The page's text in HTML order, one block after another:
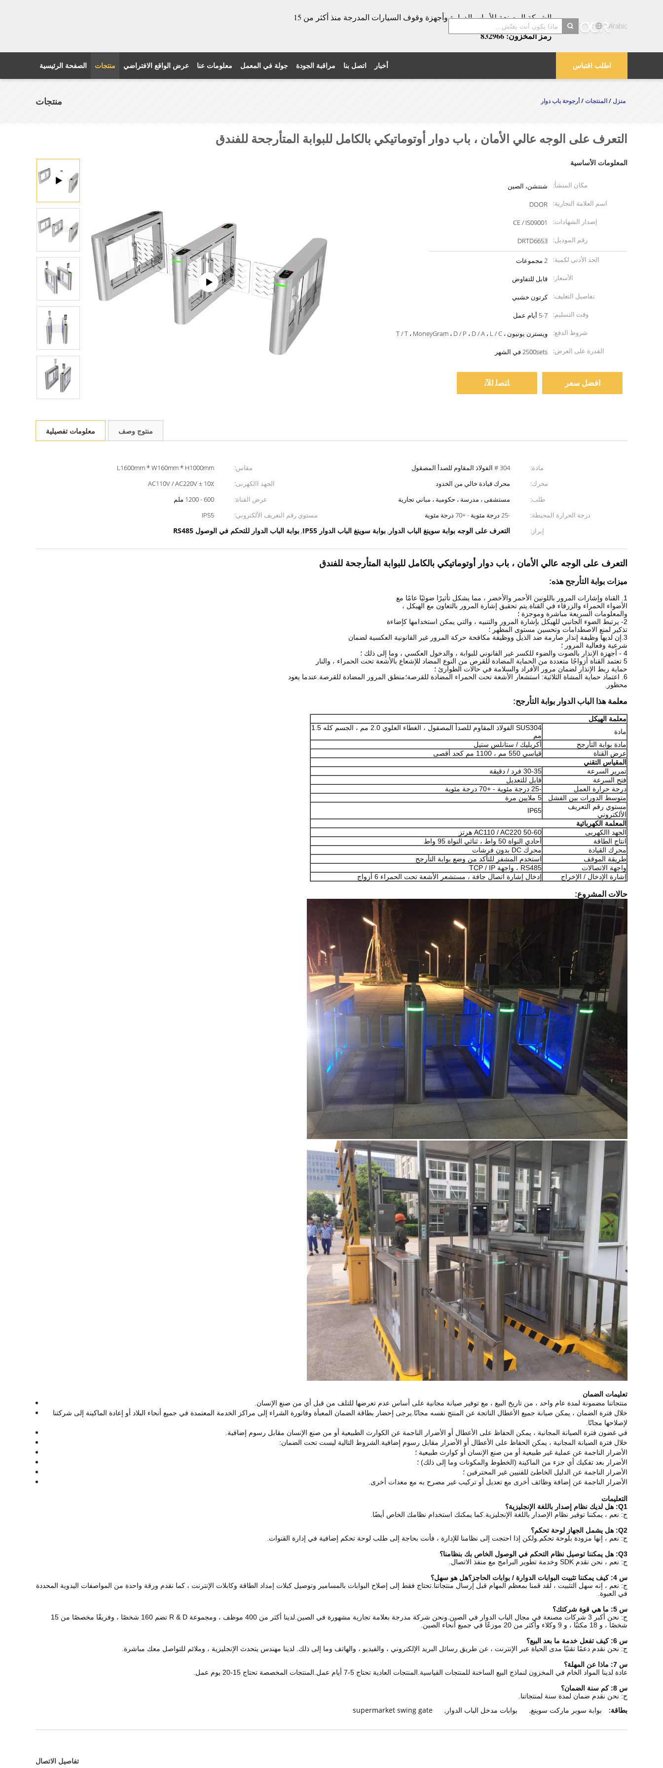
الشركة المصنعة للأبواب الدوارة وأجهزة وقوف السيارات المدرجة منذ أكثر من 15
عامًا!
رمز المخزون: 832966
Arabic
اطلب اقتباس الصفحة الرئيسية منتجات عرض الواقع الافتراضي معلومات عنا جولة في المعمل مراقبة الجودة اتصل بنا أخبار
منتجات منزل/المنتجات/أرجوحة باب دوار
التعرف على الوجه عالي الأمان ، باب دوار أوتوماتيكي بالكامل للبوابة المتأرجحة للفندق
المعلومات الأساسية
مكان المنشأ:
شنتشن، الصين
اسم العلامة التجارية:
DOOR
إصدار الشهادات:
CE / IS09001
رقم الموديل:
DRTD6653
الحد الأدنى لكمية:
2 مجموعات
الأسعار:
قابل للتفاوض
تفاصيل التغليف:
كرتون خشبي
وقت التسليم:
5-7 أيام عمل
شروط الدفع:
ويسترن يونيون ، T / T ، MoneyGram ، D / P ، D / A ، L / C
القدرة على العرض:
2500sets في الشهر
افضل سعر ﺎﺘﺼﻟ ﺍﻶﻧ
معلومات تفصيلية منتوج وصف
مادة: 304 # الفولاذ المقاوم للصدأ المصقول مقاس:
L1600mm * W160mm * H1000mm
محرك:
محرك قيادة خالي من الخدود الجهد االكهربى:
AC110V / AC220V ± 10٪
طلب:
مستشفى ، مدرسة ، حكومية ، مباني تجارية عرض القناة:
600 - 1200 ملم
درجة الحرارة المحيطة:
-25 درجة مئوية - +70 درجة مئوية مستوي رقم التعريف الألكتروني:
IP55
إبراز:
التعرف على الوجه بوابة سوينغ الباب الدوار , بوابة سوينغ الباب الدوار IP55 , بوابة الباب الدوار للتحكم في الوصول RS485
التعرف على الوجه عالي الأمان ، باب دوار أوتوماتيكي بالكامل للبوابة المتأرجحة للفندق
ميزات بوابة التأرجح هذه:
1. القناة وإشارات المرور باللونين الأحمر والأخضر ، مما يشكل تأثيرًا ضوئيًا عامًا مع
الأضواء الحمراء والزرقاء في القناة.يتم تحقيق إشارة المرور بالتعاون مع الهيكل ،
والمعلومات السريعة مباشرة وموجزة ؛
2- يرتبط الضوء الجانبي للهيكل بإشارة المرور والتنبيه ، والتي يمكن استخدامها كإضاءة
تذكير لمنع الاصطدامات وتحسين مستوى المظهر ؛
3.إن لديها وظيفة إنذار صارمة ضد الذيل ووظيفة مكافحة حركة المرور غير القانونية العكسية لضمان
شرعية وفعالية المرور ؛
4 - أجهزة الإنذار بالصوت والضوء للكسر غير القانوني للبوابة ، والدخول العكسي ، وما إلى ذلك ؛
5 تعتمد القناة أزواجًا متعددة من الحماية المضادة للقرص من النوع المضاد للإشعاع بالأشعة تحت الحمراء ، والنار
حماية ربط الإنذار لضمان مرور الأفراد والسلامة في حالات الطوارئ ؛
6. اعتماد حماية المشاة الثلاثية: استشعار الأشعة تحت الحمراء المضادة للقرصة؛منطق المرور المضادة للقرصة.عندما يعود
محظور.
معلمة هذا الباب الدوار بوابة التأرجح:
معلمة الهيكل
مادة
SUS304 الفولاذ المقاوم للصدأ المصقول ، الغطاء العلوي 2.0 مم ، الجسم كله 1.5
مم
مادة بوابة التأرجح
أكريليك / ستانلس ستيل
عرض القناة
قياسي 550 مم ، 1100 مم كحد أقصى
المقياس التقني
تمرير السرعة
30-35 فرد / دقيقة
فتح السرعة
قابل للتعديل
درجة حرارة العمل
-25 درجة مئوية - +70 درجة مئوية
متوسط ​​الدورات بين الفشل
5 ملايين مرة
مستوي رقم التعريف
الألكتروني
IP65
المعلمة الكهربائية
الجهد االكهربى
AC110 / AC220 50-60 هرتز
انتاج الطاقة
أحادي النواة 50 واط ، ثنائي النواة 95 واط
محرك القيادة
محرك DC بدون فرشات
طريقة الموقف
استخدم المشفر للتأكد من وضع بوابة التأرجح
واجهة الاتصالات
RS485 ، واجهة TCP / IP
إشارة الإدخال / الإخراج
إدخال إشارة اتصال جافة ، مستشعر الأشعة تحت الحمراء 6 أزواج
حالات المشروع:
تعليمات الضمان
منتجاتنا مضمونة لمدة عام واحد ، من تاريخ البيع ، مع توفير صيانة مجانية على أساس عدم تعرضها للتلف من قبل أي من صنع الإنسان.
خلال فترة الضمان ، يمكن صيانة جميع الأعطال الناتجة عن المنتج نفسه مجانًا.يرجى إحضار بطاقة الضمان المعبأة وفاتورة الشراء إلى مراكز الخدمة المعتمدة في جميع أنحاء البلاد أو إعادة الماكينة إلى شركتنا
لإصلاحها مجانًا.
في غضون فترة الصيانة المجانية ، يمكن الحفاظ على الأعطال أو الأضرار الناجمة عن الكوارث الطبيعية أو من صنع الإنسان مقابل رسوم إضافية.
خلال فترة الصيانة المجانية ، يمكن الحفاظ على الأعطال أو الأضرار مقابل رسوم إضافية.الشروط التالية ليست تحت الضمان:
الأضرار الناجمة عن عملية غير طبيعية أو من صنع الإنسان أو كوارث طبيعية ؛
الأضرار بعد تفكيك أي جزء من الماكينة (الخطوط والمكونات وما إلى ذلك) ؛
الأضرار الناجمة عن الدليل الخاطئ للفنيين غير المحترفين ؛
الأضرار الناجمة عن إضافة وظائف أخرى مع تعديل أو تركيب غير مصرح به مع معدات أخرى.
التعليمات
Q1: هل لديك نظام إصدار باللغة الإنجليزية؟
ج: نعم ، يمكننا توفير نظام الإصدار باللغة الإنجليزية.كما يمكنك استخدام نظامك الخاص أيضًا.
Q2: هل يشمل الجهاز لوحة تحكم؟
ج: نعم ، إنها مزودة بلوحة تحكم.ولكن إذا احتجت إلى نظامنا للإدارة ، فأنت بحاجة إلى طلب لوحة تحكم إضافية في إدارة القنوات.
Q3: هل يمكننا توصيل نظام التحكم في الوصول الخاص بك بنظامنا؟
ج: نعم ، نحن نقدم SDK وخدمة تطوير البرامج مع منفذ الاتصال.
س 4: كيف يمكننا تثبيت البوابات الدوارة / بوابات الحاجز؟هل هو سهل؟
ج: نعم ، إنه سهل التثبيت ، لقد قمنا بمعظم المهام قبل إرسال منتجاتنا.تحتاج فقط إلى إصلاح البوابات بالمسامير وتوصيل كبلات إمداد الطاقة وكابلات الإنترنت ، كما نقدم ورقة واحدة من المواصفات اليدوية المحددة
في العبوة.
س 5: ما هي قوة شركتك؟
ج: نحن أكبر 3 شركات مصنعة في مجال الباب الدوار في الصين.ونحن شركة مدرجة بعلامة تجارية مشهورة في الصين.لدينا أكثر من 400 موظف ، ومجموعة R & D تضم 160 شخصًا ، وفريقًا مخصصًا من 15
شخصًا ، و 18 مكتبًا ، و 9 وكلاء وأكثر من 20 موزعًا في جميع أنحاء الصين.
س 6: كيف تفعل خدمة ما بعد البيع؟
ج: نحن نقدم دعمًا تقنيًا مدى الحياة عبر الإنترنت ، عن طريق رسائل البريد الإلكتروني ، والفيديو ، والهاتف وما إلى ذلك. لدينا مهندس يتحدث الإنجليزية ، وملائم للتواصل معك مباشرة.
س 7: ماذا عن المهلة؟
عادة لدينا المواد الخام في المخزون لنماذج البيع الساخنة للمنتجات القياسية.المنتجات العادية تحتاج 5-7 أيام عمل.المنتجات المخصصة تحتاج 15-20 يوم عمل.
س 8: كم سنة الضمان؟
ج: نحن نقدم ضمان لمدة سنة لمنتجاتنا.
بطاقة: بوابة سوبر ماركت سوينغ, بوابات مدخل الباب الدوار ,
supermarket swing gate
تفاصيل الاتصال